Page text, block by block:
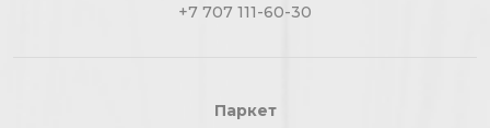
+7 707 111-60-30
Паркет